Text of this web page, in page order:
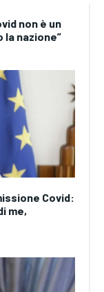
non è un
la nazione”
Covid:
me,